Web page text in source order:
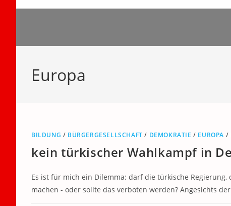
Europa
BILDUNG / BÜRGERGESELLSCHAFT / DEMOKRATIE / EUROPA /
kein türkischer Wahlkampf in
Es ist für mich ein Dilemma: darf die türkische
machen - oder sollte das verboten werden? Angesichts